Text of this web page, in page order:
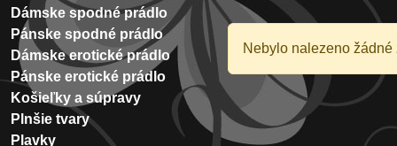
Nebylo nalezeno žádné
Dámske spodné prádlo
Pánske spodné prádlo
Dámske erotické prádlo
Pánske erotické prádlo
Košieľky a súpravy
Plnšie tvary
Plavky